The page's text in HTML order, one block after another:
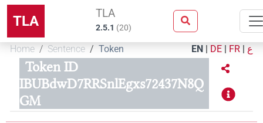
TLA TLA
2.5.1 (20)
Home Sentence Token EN | DE | FR | ع
Token ID
IBUBdwD7RRSnlEgxs72437N8Q
GM